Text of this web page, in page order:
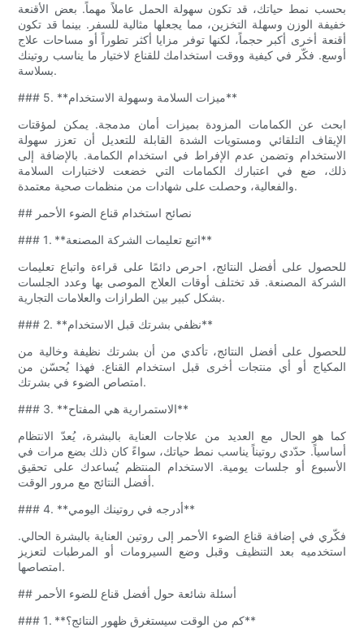
بحسب نمط حياتك، قد تكون سهولة الحمل عاملاً مهماً. بعض الأقنعة
خفيفة الوزن وسهلة التخزين، مما يجعلها مثالية للسفر. بينما قد تكون
أقنعة أخرى أكبر حجماً، لكنها توفر مزايا أكثر تطوراً أو مساحات علاج
أوسع. فكّر في كيفية ووقت استخدامك للقناع لاختيار ما يناسب روتينك
بسلاسة.
### 5. **ميزات السلامة وسهولة الاستخدام**
ابحث عن الكمامات المزودة بميزات أمان مدمجة. يمكن لمؤقتات
الإيقاف التلقائي ومستويات الشدة القابلة للتعديل أن تعزز سهولة
الاستخدام وتضمن عدم الإفراط في استخدام الكمامة. بالإضافة إلى
ذلك، ضع في اعتبارك الكمامات التي خضعت لاختبارات السلامة
والفعالية، وحصلت على شهادات من منظمات صحية معتمدة.
## نصائح استخدام قناع الضوء الأحمر
### 1. **اتبع تعليمات الشركة المصنعة**
للحصول على أفضل النتائج، احرص دائمًا على قراءة واتباع تعليمات
الشركة المصنعة. قد تختلف أوقات العلاج الموصى بها وعدد الجلسات
بشكل كبير بين الطرازات والعلامات التجارية.
### 2. **نظفي بشرتك قبل الاستخدام**
للحصول على أفضل النتائج، تأكدي من أن بشرتك نظيفة وخالية من
المكياج أو أي منتجات أخرى قبل استخدام القناع. فهذا يُحسّن من
امتصاص الضوء في بشرتك.
### 3. **الاستمرارية هي المفتاح**
كما هو الحال مع العديد من علاجات العناية بالبشرة، يُعدّ الانتظام
أساسياً. حدّدي روتيناً يناسب نمط حياتك، سواءً كان ذلك بضع مرات في
الأسبوع أو جلسات يومية. الاستخدام المنتظم يُساعدك على تحقيق
أفضل النتائج مع مرور الوقت.
### 4. **أدرجه في روتينك اليومي**
فكّري في إضافة قناع الضوء الأحمر إلى روتين العناية بالبشرة الحالي.
استخدميه بعد التنظيف وقبل وضع السيرومات أو المرطبات لتعزيز
امتصاصها.
## أسئلة شائعة حول أفضل قناع للضوء الأحمر
### 1. **كم من الوقت سيستغرق ظهور النتائج؟**